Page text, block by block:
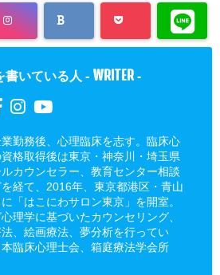
書いている人 - WRITER -
勤務後、心理臨床を志す。臨床心
格取得後は東京・神奈川・埼玉県
カウンセラー、教育センター相談
を経て、2016年、東京都港区・青山
「はこにわサロン東京」を開室。
理学に基づいたカウンセリング、
、絵画療法、夢分析を行ってい
臨床心理士会、箱庭療法学会所